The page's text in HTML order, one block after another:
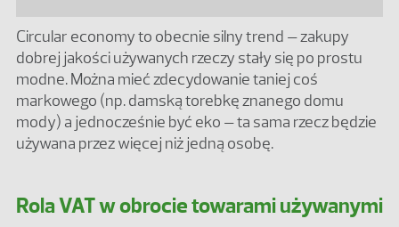
Circular economy to obecnie silny trend – zakupy
dobrej jakości używanych rzeczy stały się po prostu
modne. Można mieć zdecydowanie taniej coś
markowego (np. damską torebkę znanego domu
mody) a jednocześnie być eko – ta sama rzecz będzie
używana przez więcej niż jedną osobę.
Rola VAT w obrocie towarami używanymi